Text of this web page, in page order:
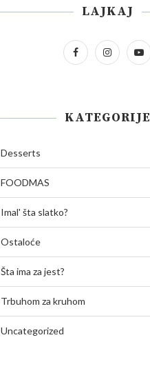
LAJKAJ
KATEGORIJE
Desserts
FOODMAS
Imal' šta slatko?
Ostaloće
Šta ima za jest?
Trbuhom za kruhom
Uncategorized